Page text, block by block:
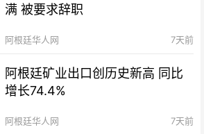
满 被要求辞职
阿根廷华人网 7天前
阿根廷矿业出口创历史新高 同比
增长74.4%
阿根廷华人网 7天前